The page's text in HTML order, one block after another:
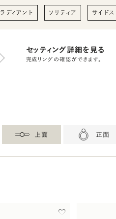
ラディアント ソリティア サイドス
セッティング詳細を見る
完成リングの確認ができます。
上面 正面